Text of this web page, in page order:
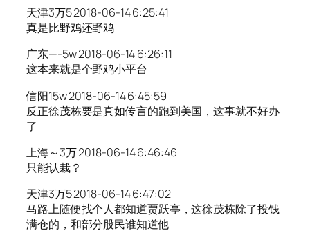
天津3万5 2018-06-14 6:25:41
真是比野鸡还野鸡
广东—-5w 2018-06-14 6:26:11
这本来就是个野鸡小平台
信阳15w 2018-06-14 6:45:59
反正徐茂栋要是真如传言的跑到美国，这事就不好办
了
上海～3万 2018-06-14 6:46:46
只能认栽？
天津3万5 2018-06-14 6:47:02
马路上随便找个人都知道贾跃亭，这徐茂栋除了投钱
满仓的，和部分股民谁知道他